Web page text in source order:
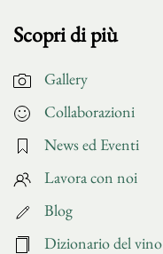
Scopri di più
Gallery
Collaborazioni
News ed Eventi
Lavora con noi
Blog
Dizionario del vino